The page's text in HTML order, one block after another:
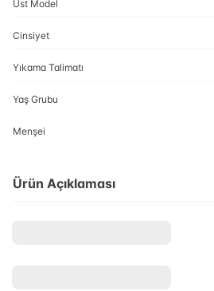
Üst Model
Cinsiyet
Yıkama Talimatı
Yaş Grubu
Menşei
Ürün Açıklaması